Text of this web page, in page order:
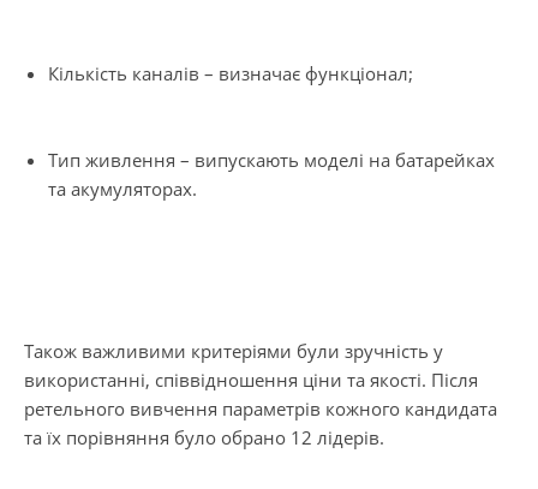
Кількість каналів – визначає функціонал;
Тип живлення – випускають моделі на батарейках
та акумуляторах.
Також важливими критеріями були зручність у
використанні, співвідношення ціни та якості. Після
ретельного вивчення параметрів кожного кандидата
та їх порівняння було обрано 12 лідерів.